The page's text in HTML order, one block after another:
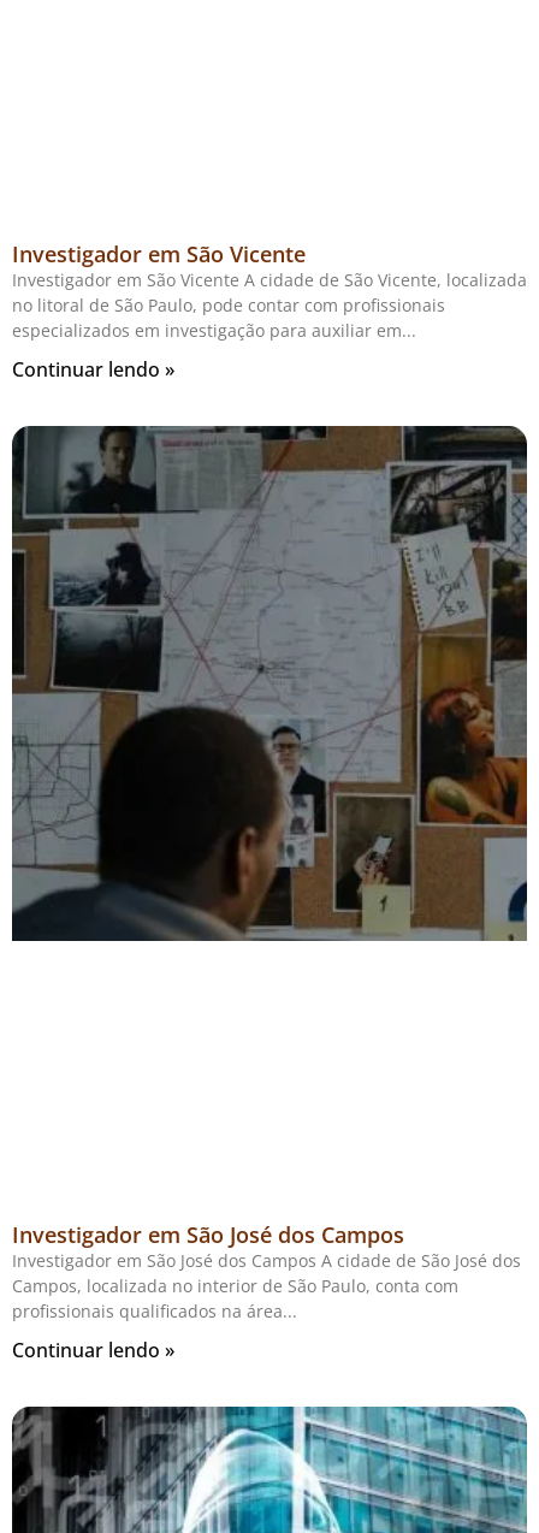
Investigador em São Vicente
Investigador em São Vicente A cidade de São Vicente, localizada
no litoral de São Paulo, pode contar com profissionais
especializados em investigação para auxiliar em
Continuar lendo »
Investigador em São José dos Campos
Investigador em São José dos Campos A cidade de São José dos
Campos, localizada no interior de São Paulo, conta com
profissionais qualificados na área
Continuar lendo »